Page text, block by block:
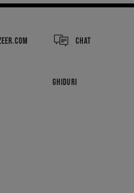
CHAT
GHIDURI